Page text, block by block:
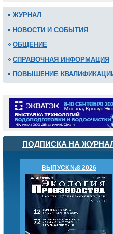
ЖУРНАЛ
НОВОСТИ И СОБЫТИЯ
ОБЩЕНИЕ
СПРАВОЧНАЯ ИНФОРМАЦИЯ
ПОВЫШЕНИЕ
ПОДПИСКА НА
ВЫПУСК №8 2026